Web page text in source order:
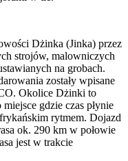
Dżinka (Jinka) przez
strojów, malowniczych
na grobach.
zostały wpisane
Okolice Dżinki to
gdzie czas płynie
rytmem. Dojazd
ok. 290 km w połowie
jest w trakcie